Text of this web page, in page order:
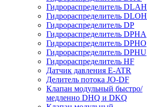
Гидрораспределитель DLAH
Гидрораспределитель DLOH
Гидрораспределитель DP
Гидрораспределитель DPHA
Гидрораспределитель DPHO
Гидрораспределитель DPHU
Гидрораспределитель HF
Датчик давления E-ATR
Делитель потока JO-DF
Клапан модульный быстро/
медленно DHQ и DKQ